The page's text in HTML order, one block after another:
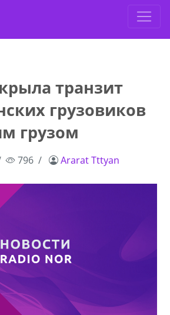
транзит
грузовиков
грузом
796 Ararat Tttyan